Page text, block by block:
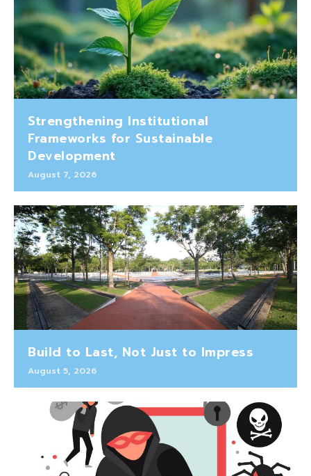
Strengthening Institutional
Frameworks for Sustainable
Development
August 7, 2026
Build to Last, Not Just to Impress
August 5, 2026